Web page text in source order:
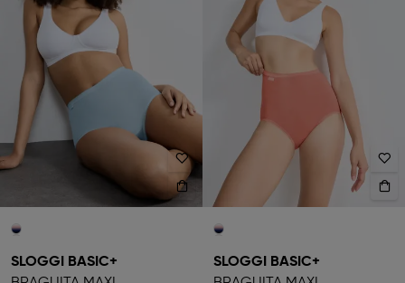
SLOGGI BASIC+
SLOGGI BASIC+